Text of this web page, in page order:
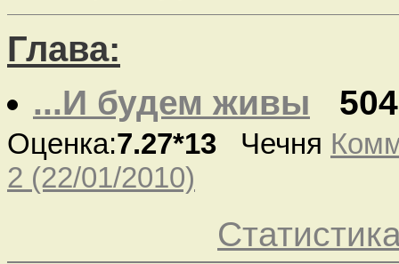
Глава:
...И будем живы
Оценка:7.27*13 Чечня
2 (22/01/2010)